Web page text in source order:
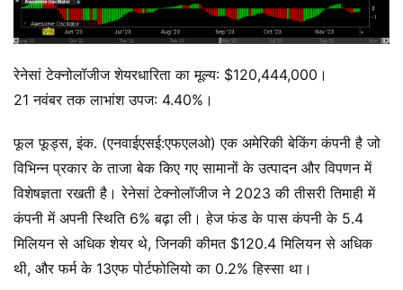
रेनेसां टेक्नोलॉजीज शेयरधारिता का मूल्य: $120,444,000।
21 नवंबर तक लाभांश उपज: 4.40%।
फूल फूड्स, इंक. (एनवाईएसई:एफएलओ) एक अमेरिकी बेकिंग कंपनी है जो
विभिन्न प्रकार के ताजा बेक किए गए सामानों के उत्पादन और विपणन में
विशेषज्ञता रखती है। रेनेसां टेक्नोलॉजीज ने 2023 की तीसरी तिमाही में
कंपनी में अपनी स्थिति 6% बढ़ा ली। हेज फंड के पास कंपनी के 5.4
मिलियन से अधिक शेयर थे, जिनकी कीमत $120.4 मिलियन से अधिक
थी, और फर्म के 13एफ पोर्टफोलियो का 0.2% हिस्सा था।